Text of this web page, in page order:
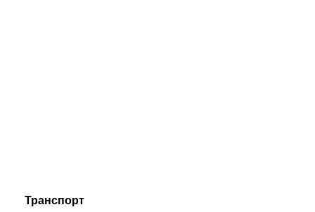
Транспорт